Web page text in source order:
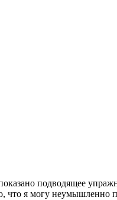
подводящее
я могу неумышленно